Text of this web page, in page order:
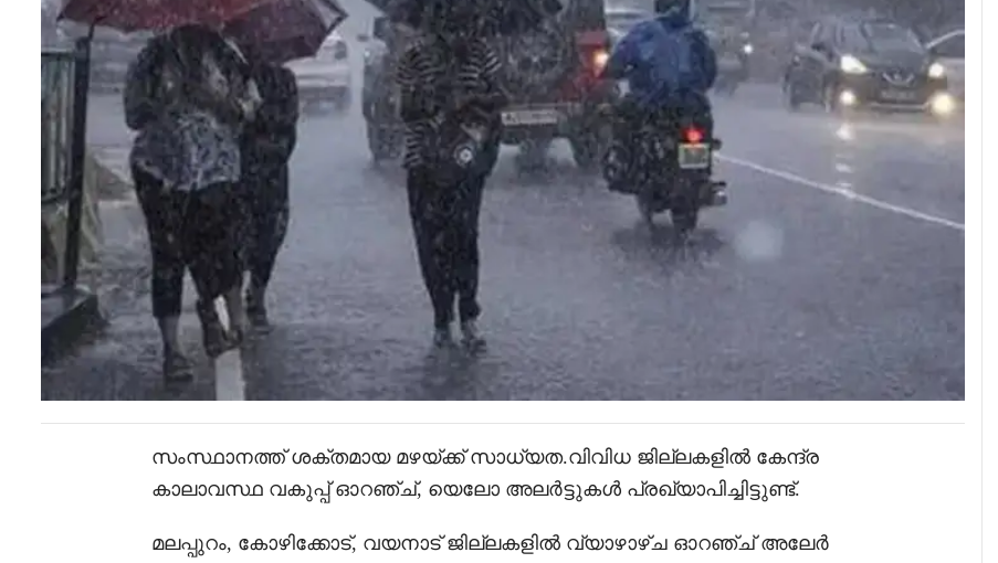
സംസ്ഥാനത്ത് ശക്തമായ മഴയ്ക്ക് സാധ്യത.വിവിധ ജില്ലകളിൽ കേന്ദ്ര
കാലാവസ്ഥ വകുപ്പ് ഓറഞ്ച്, യെലോ അലർട്ടുകൾ പ്രഖ്യാപിച്ചിട്ടുണ്ട്.
മലപ്പുറം, കോഴിക്കോട്, വയനാട് ജില്ലകളിൽ വ്യാഴാഴ്ച ഓറഞ്ച് അലേർ